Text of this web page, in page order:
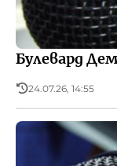
Булевард
24.07.26, 14:55